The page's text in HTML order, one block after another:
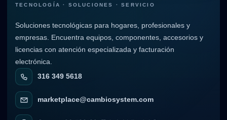
TECNOLOGÍA · SOLUCIONES · SERVICIO
Soluciones tecnológicas para hogares, profesionales y
empresas. Encuentra equipos, componentes, accesorios y
licencias con atención especializada y facturación
electrónica.
316 349 5618
marketplace@cambiosystem.com